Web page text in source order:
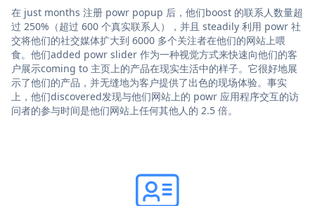
在 just months 注册 powr popup 后，他们boost 的联系人数量超
过 250%（超过 600 个真实联系人），并且 steadily 利用 powr 社
交将他们的社交媒体扩大到 6000 多个关注者在他们的网站上喂
食。他们added powr slider 作为一种视觉方式来快速向他们的客
户展示coming to 主页上的产品在现实生活中的样子。它很好地展
示了他们的产品，并无缝地为客户提供了出色的现场体验。事实
上，他们discovered发现与他们网站上的 powr 应用程序交互的访
问者的参与时间是他们网站上任何其他人的 2.5 倍。